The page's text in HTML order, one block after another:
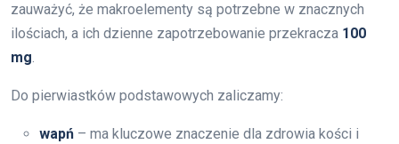
zauważyć, że makroelementy są potrzebne w znacznych
ilościach, a ich dzienne zapotrzebowanie przekracza 100
mg.
Do pierwiastków podstawowych zaliczamy:
wapń – ma kluczowe znaczenie dla zdrowia kości i